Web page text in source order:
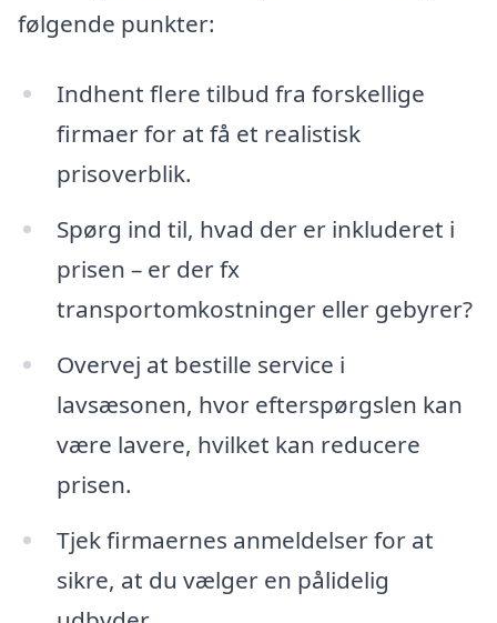
følgende punkter:
Indhent flere tilbud fra forskellige
firmaer for at få et realistisk
prisoverblik.
Spørg ind til, hvad der er inkluderet i
prisen – er der fx
transportomkostninger eller gebyrer?
Overvej at bestille service i
lavsæsonen, hvor efterspørgslen kan
være lavere, hvilket kan reducere
prisen.
Tjek firmaernes anmeldelser for at
sikre, at du vælger en pålidelig